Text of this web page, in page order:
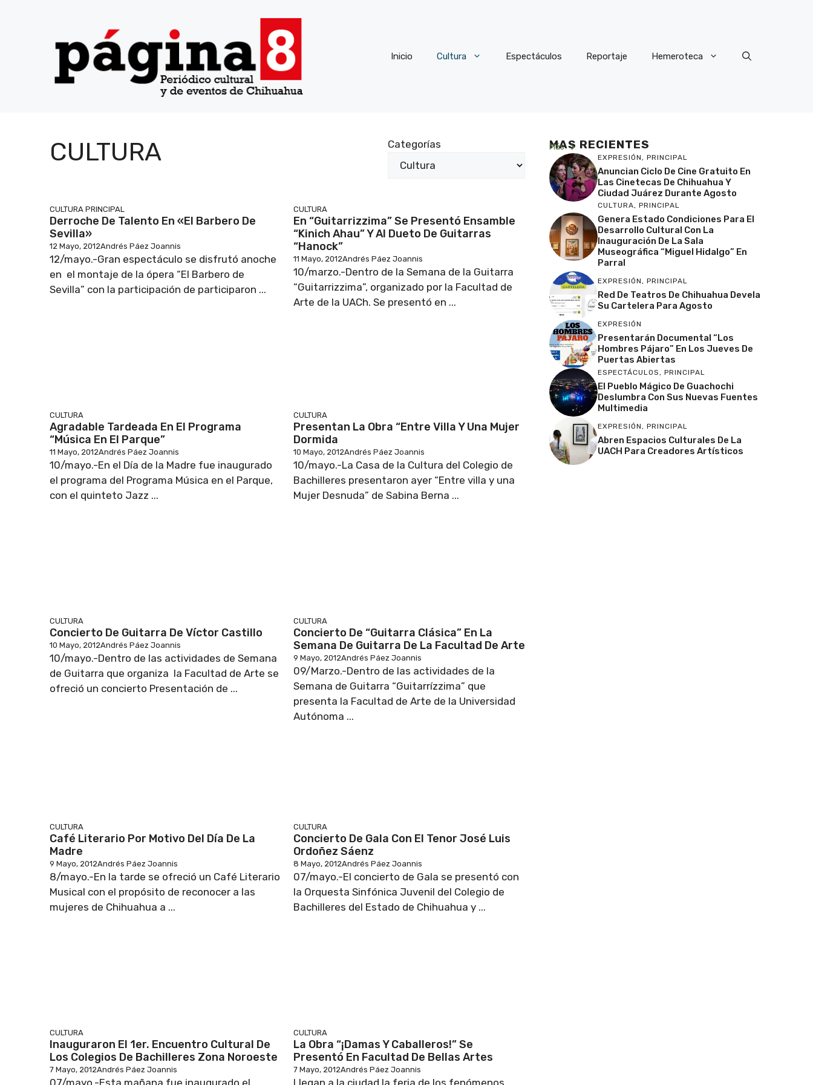
Inicio Cultura Espectáculos Reportaje Hemeroteca
CULTURA Categorías
CULTURA PRINCIPAL
Derroche De Talento En «El Barbero De
Sevilla»
12 Mayo, 2012Andrés Páez Joannis
12/mayo.-Gran espectáculo se disfrutó anoche
en el montaje de la ópera “El Barbero de
Sevilla” con la participación de participaron ...
CULTURA
En “Guitarrizzima” Se Presentó Ensamble
“Kinich Ahau” Y Al Dueto De Guitarras
“Hanock”
11 Mayo, 2012Andrés Páez Joannis
10/marzo.-Dentro de la Semana de la Guitarra
“Guitarrizzima”, organizado por la Facultad de
Arte de la UACh. Se presentó en ...
CULTURA
Agradable Tardeada En El Programa
“Música En El Parque”
11 Mayo, 2012Andrés Páez Joannis
10/mayo.-En el Día de la Madre fue inaugurado
el programa del Programa Música en el Parque,
con el quinteto Jazz ...
CULTURA
Presentan La Obra “Entre Villa Y Una Mujer
Dormida
10 Mayo, 2012Andrés Páez Joannis
10/mayo.-La Casa de la Cultura del Colegio de
Bachilleres presentaron ayer “Entre villa y una
Mujer Desnuda” de Sabina Berna ...
CULTURA
Concierto De Guitarra De Víctor Castillo
10 Mayo, 2012Andrés Páez Joannis
10/mayo.-Dentro de las actividades de Semana
de Guitarra que organiza la Facultad de Arte se
ofreció un concierto Presentación de ...
CULTURA
Concierto De “Guitarra Clásica” En La
Semana De Guitarra De La Facultad De Arte
9 Mayo, 2012Andrés Páez Joannis
09/Marzo.-Dentro de las actividades de la
Semana de Guitarra “Guitarrízzima” que
presenta la Facultad de Arte de la Universidad
Autónoma ...
CULTURA
Café Literario Por Motivo Del Día De La
Madre
9 Mayo, 2012Andrés Páez Joannis
8/mayo.-En la tarde se ofreció un Café Literario
Musical con el propósito de reconocer a las
mujeres de Chihuahua a ...
CULTURA
Concierto De Gala Con El Tenor José Luis
Ordoñez Sáenz
8 Mayo, 2012Andrés Páez Joannis
07/mayo.-El concierto de Gala se presentó con
la Orquesta Sinfónica Juvenil del Colegio de
Bachilleres del Estado de Chihuahua y ...
CULTURA
Inauguraron El 1er. Encuentro Cultural De
Los Colegios De Bachilleres Zona Noroeste
7 Mayo, 2012Andrés Páez Joannis
CULTURA
La Obra “¡Damas Y Caballeros!” Se
Presentó En Facultad De Bellas Artes
7 Mayo, 2012Andrés Páez Joannis
MAS RECIENTES
Más
EXPRESIÓN, PRINCIPAL
Anuncian Ciclo De Cine Gratuito En
Las Cinetecas De Chihuahua Y
Ciudad Juárez Durante Agosto
CULTURA, PRINCIPAL
Genera Estado Condiciones Para El
Desarrollo Cultural Con La
Inauguración De La Sala
Museográfica “Miguel Hidalgo” En
Parral
EXPRESIÓN, PRINCIPAL
Red De Teatros De Chihuahua Devela
Su Cartelera Para Agosto
EXPRESIÓN
Presentarán Documental “Los
Hombres Pájaro” En Los Jueves De
Puertas Abiertas
ESPECTÁCULOS, PRINCIPAL
El Pueblo Mágico De Guachochi
Deslumbra Con Sus Nuevas Fuentes
Multimedia
EXPRESIÓN, PRINCIPAL
Abren Espacios Culturales De La
UACH Para Creadores Artísticos